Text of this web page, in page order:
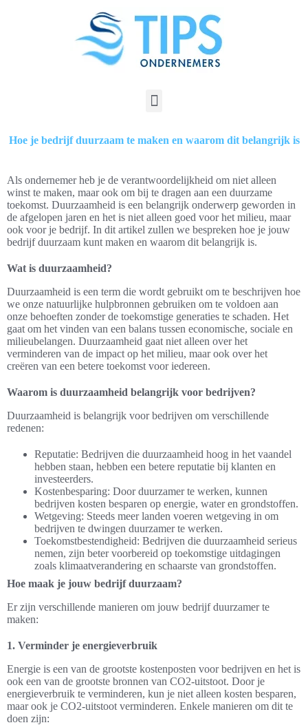
Hoe je bedrijf duurzaam te maken en waarom dit belangrijk is
Als ondernemer heb je de verantwoordelijkheid om niet alleen
winst te maken, maar ook om bij te dragen aan een duurzame
toekomst. Duurzaamheid is een belangrijk onderwerp geworden in
de afgelopen jaren en het is niet alleen goed voor het milieu, maar
ook voor je bedrijf. In dit artikel zullen we bespreken hoe je jouw
bedrijf duurzaam kunt maken en waarom dit belangrijk is.
Wat is duurzaamheid?
Duurzaamheid is een term die wordt gebruikt om te beschrijven hoe
we onze natuurlijke hulpbronnen gebruiken om te voldoen aan
onze behoeften zonder de toekomstige generaties te schaden. Het
gaat om het vinden van een balans tussen economische, sociale en
milieubelangen. Duurzaamheid gaat niet alleen over het
verminderen van de impact op het milieu, maar ook over het
creëren van een betere toekomst voor iedereen.
Waarom is duurzaamheid belangrijk voor bedrijven?
Duurzaamheid is belangrijk voor bedrijven om verschillende
redenen:
Reputatie: Bedrijven die duurzaamheid hoog in het vaandel
hebben staan, hebben een betere reputatie bij klanten en
investeerders.
Kostenbesparing: Door duurzamer te werken, kunnen
bedrijven kosten besparen op energie, water en grondstoffen.
Wetgeving: Steeds meer landen voeren wetgeving in om
bedrijven te dwingen duurzamer te werken.
Toekomstbestendigheid: Bedrijven die duurzaamheid serieus
nemen, zijn beter voorbereid op toekomstige uitdagingen
zoals klimaatverandering en schaarste van grondstoffen.
Hoe maak je jouw bedrijf duurzaam?
Er zijn verschillende manieren om jouw bedrijf duurzamer te
maken:
1. Verminder je energieverbruik
Energie is een van de grootste kostenposten voor bedrijven en het is
ook een van de grootste bronnen van CO2-uitstoot. Door je
energieverbruik te verminderen, kun je niet alleen kosten besparen,
maar ook je CO2-uitstoot verminderen. Enkele manieren om dit te
doen zijn: